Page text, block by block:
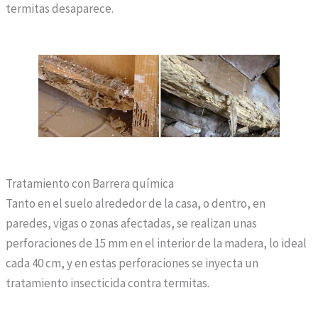
termitas desaparece.
Tratamiento con Barrera química
Tanto en el suelo alrededor de la casa, o dentro, en
paredes, vigas o zonas afectadas, se realizan unas
perforaciones de 15 mm en el interior de la madera, lo ideal
cada 40 cm, y en estas perforaciones se inyecta un
tratamiento insecticida contra termitas.